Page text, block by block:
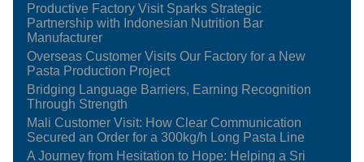
Productive Factory Visit Sparks Strategic
Partnership with Indonesian Nutrition Bar
Manufacturer
Overseas Customer Visits Our Factory for a New
Pasta Production Project
Bridging Language Barriers, Earning Recognition
Through Strength
Mali Customer Visit: How Clear Communication
Secured an Order for a 300kg/h Long Pasta Line
A Journey from Hesitation to Hope: Helping a Sri